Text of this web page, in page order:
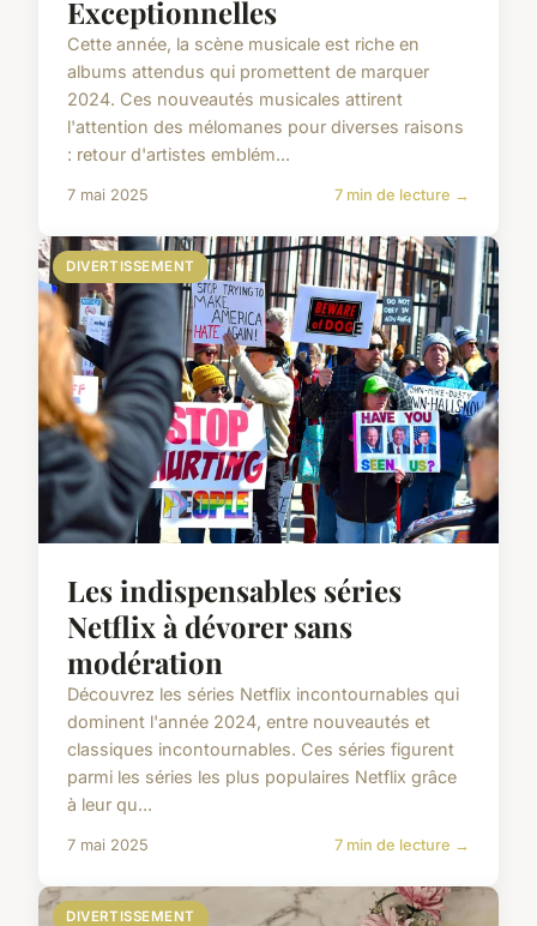
Exceptionnelles
Cette année, la scène musicale est riche en
albums attendus qui promettent de marquer
2024. Ces nouveautés musicales attirent
l'attention des mélomanes pour diverses raisons
: retour d'artistes emblém...
7 mai 2025 7 min de lecture →
DIVERTISSEMENT
Les indispensables séries
Netflix à dévorer sans
modération
Découvrez les séries Netflix incontournables qui
dominent l'année 2024, entre nouveautés et
classiques incontournables. Ces séries figurent
parmi les séries les plus populaires Netflix grâce
à leur qu...
7 mai 2025 7 min de lecture →
DIVERTISSEMENT